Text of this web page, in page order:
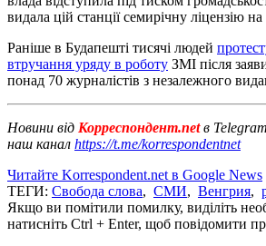
видала цій станції семирічну ліцензію
Раніше в Будапешті тисячі людей
втручання уряду в роботу ЗМІ після
понад 70 журналістів з незалежного
Новини від Корреспондент.netв
наш канал https://t.me/korrespondentnet
Читайте Korrespondent.net в Google News
ТЕГИ: Свобода слова, СМИ, Венгрия,
Якщо ви помітили помилку, виділіть
натисніть Ctrl + Enter, щоб повідомити